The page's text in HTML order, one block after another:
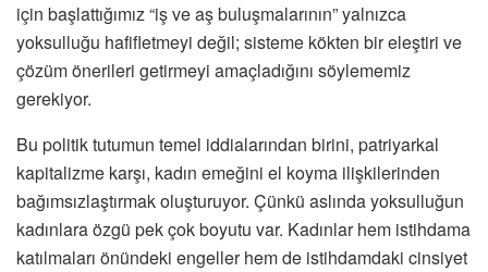
için başlattığımız “iş ve aş buluşmalarının” yalnızca
yoksulluğu hafifletmeyi değil; sisteme kökten bir eleştiri ve
çözüm önerileri getirmeyi amaçladığını söylememiz
gerekiyor.
Bu politik tutumun temel iddialarından birini, patriyarkal
kapitalizme karşı, kadın emeğini el koyma ilişkilerinden
bağımsızlaştırmak oluşturuyor. Çünkü aslında yoksulluğun
kadınlara özgü pek çok boyutu var. Kadınlar hem istihdama
katılmaları önündeki engeller hem de istihdamdaki cinsiyet